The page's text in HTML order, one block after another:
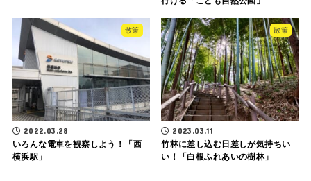
散策
2022.03.28
いろんな電車を観察しよう！「西
横浜駅」
散策
2023.03.11
竹林に差し込む日差しが気持ちい
い！「白根ふれあいの樹林」